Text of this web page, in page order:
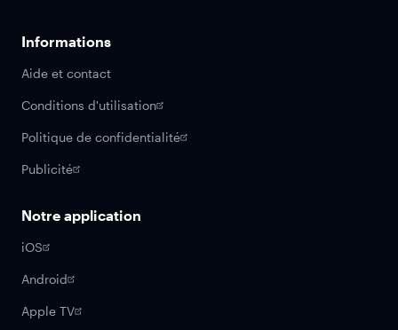
Informations
Aide et contact
Conditions d'utilisation
Politique de confidentialité
Publicité
Notre application
iOS
Android
Apple TV